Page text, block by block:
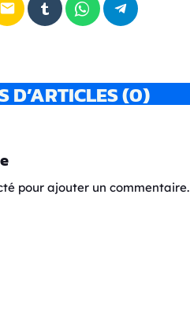
email
D’ARTICLES (0)
pour ajouter un commentaire.